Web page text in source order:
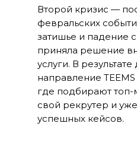
Второй кризис —
февральских
затишье и падение
приняла решение
услуги. В
направление
где подбирают
свой рекрутер и
успешных кейсов.